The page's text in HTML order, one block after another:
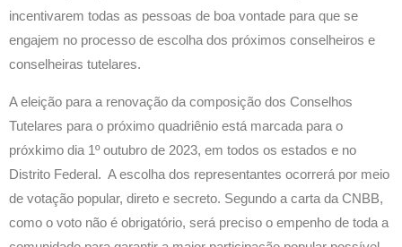
incentivarem todas as pessoas de boa vontade para que se
engajem no processo de escolha dos próximos conselheiros e
conselheiras tutelares.
A eleição para a renovação da composição dos Conselhos
Tutelares para o próximo quadriênio está marcada para o
próxkimo dia 1º outubro de 2023, em todos os estados e no
Distrito Federal. A escolha dos representantes ocorrerá por meio
de votação popular, direto e secreto. Segundo a carta da CNBB,
como o voto não é obrigatório, será preciso o empenho de toda a